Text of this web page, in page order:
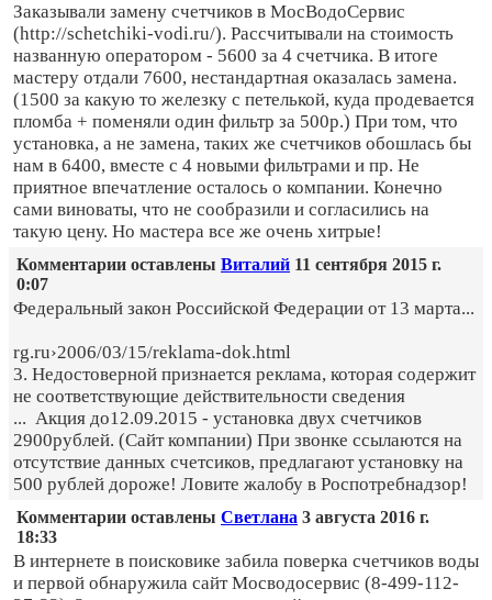
Заказывали замену счетчиков в МосВодоСервис
(http://schetchiki-vodi.ru/). Рассчитывали на стоимость
названную оператором - 5600 за 4 счетчика. В итоге
мастеру отдали 7600, нестандартная оказалась замена.
(1500 за какую то железку с петелькой, куда продевается
пломба + поменяли один фильтр за 500р.) При том, что
установка, а не замена, таких же счетчиков обошлась бы
нам в 6400, вместе с 4 новыми фильтрами и пр. Не
приятное впечатление осталось о компании. Конечно
сами виноваты, что не сообразили и согласились на
такую цену. Но мастера все же очень хитрые!
Комментарии оставлены Виталий 11 сентября 2015 г.
0:07
Федеральный закон Российской Федерации от 13 марта...
rg.ru›2006/03/15/reklama-dok.html
3. Недостоверной признается реклама, которая содержит
не соответствующие действительности сведения
... Акция до12.09.2015 - установка двух счетчиков
2900рублей. (Сайт компании) При звонке ссылаются на
отсутствие данных счетсиков, предлагают установку на
500 рублей дороже! Ловите жалобу в Роспотребнадзор!
Комментарии оставлены Светлана 3 августа 2016 г.
18:33
В интернете в поисковике забила поверка счетчиков воды
и первой обнаружила сайт Мосводосервис (8-499-112-